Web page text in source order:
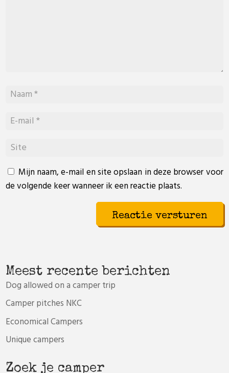
Mijn naam, e-mail en site opslaan in deze browser voor
de volgende keer wanneer ik een reactie plaats.
Meest recente berichten
Dog allowed on a camper trip
Camper pitches NKC
Economical Campers
Unique campers
Zoek je camper